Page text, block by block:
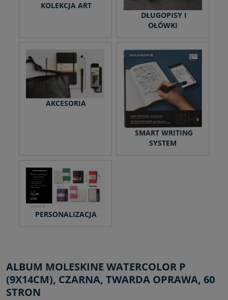
KOLEKCJA ART
DŁUGOPISY I
OŁÓWKI
AKCESORIA
SMART WRITING
SYSTEM
PERSONALIZACJA
ALBUM MOLESKINE WATERCOLOR P
(9X14CM), CZARNA, TWARDA OPRAWA, 60
STRON